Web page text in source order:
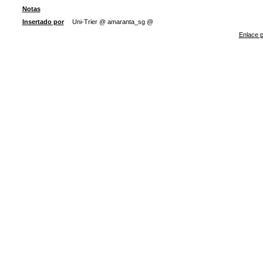
Notas
Insertado por
Uni-Trier @ amaranta_sg @
Enlace